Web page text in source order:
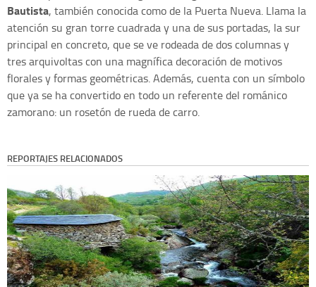
Bautista, también conocida como de la Puerta Nueva. Llama la
atención su gran torre cuadrada y una de sus portadas, la sur
principal en concreto, que se ve rodeada de dos columnas y
tres arquivoltas con una magnífica decoración de motivos
florales y formas geométricas. Además, cuenta con un símbolo
que ya se ha convertido en todo un referente del románico
zamorano: un rosetón de rueda de carro.
REPORTAJES RELACIONADOS